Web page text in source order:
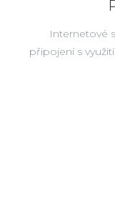
Internetové
připojení s